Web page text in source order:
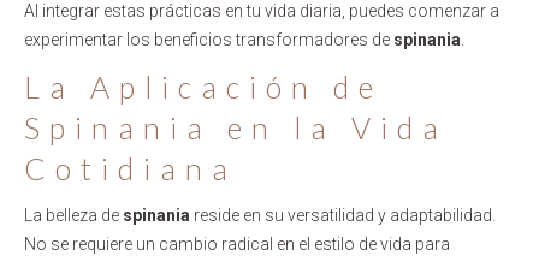
Al integrar estas prácticas en tu vida diaria, puedes comenzar a
experimentar los beneficios transformadores de spinania
La Aplicación de
Spinania en la Vida
Cotidiana
La belleza de spinania reside en su versatilidad y adaptabilidad.
No se requiere un cambio radical en el estilo de vida para